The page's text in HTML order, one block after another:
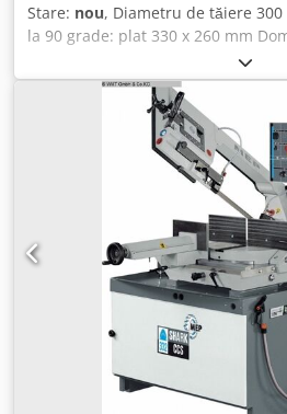
Stare: nou, Diametru de tăiere
la 90 grade: plat 330 x 260 mm
grade: pătrat 260 x 260 mm
plat 270 x 200 mm Domeniu de
250 mm Domeniu de tăiere la 45
mm Domeniu de tăiere la 60
Domeniu de tăiere la 60 grade:
Dsdpfx Asxaaqtjh Rekr Domeniu
rotund 180 mm Domeniu de
Lungime bandă ferăstrău: 3650 x
mașină aprox. 640 kg Dotări: -
electro-hidraulic (INDUSTRIAL) -
rulmenți * pentru tăieri la unghi de
60° stânga - Coborâre automată a
avans reglabil continuu * Oprire
tăierii - Funcție de tăiere manuală
benzii de tăiere - Ghidare bandă
bandă de tăiere - 1x opritor